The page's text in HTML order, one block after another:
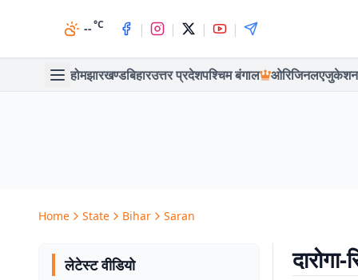
--°C | | | |
होमझारखण्डबिहारउत्तर प्रदेशपश्चिम बंगाल ओरिजिनलएजुकेशन
Home State Bihar Saran
लेटेस्ट वीडियो